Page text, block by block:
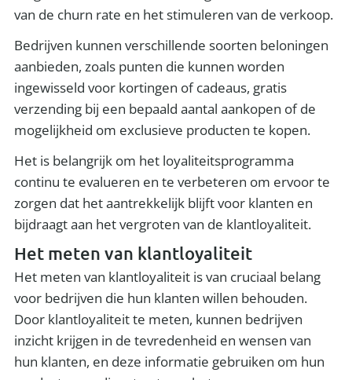
van de churn rate en het stimuleren van de verkoop.
Bedrijven kunnen verschillende soorten beloningen
aanbieden, zoals punten die kunnen worden
ingewisseld voor kortingen of cadeaus, gratis
verzending bij een bepaald aantal aankopen of de
mogelijkheid om exclusieve producten te kopen.
Het is belangrijk om het loyaliteitsprogramma
continu te evalueren en te verbeteren om ervoor te
zorgen dat het aantrekkelijk blijft voor klanten en
bijdraagt aan het vergroten van de klantloyaliteit.
Het meten van klantloyaliteit
Het meten van klantloyaliteit is van cruciaal belang
voor bedrijven die hun klanten willen behouden.
Door klantloyaliteit te meten, kunnen bedrijven
inzicht krijgen in de tevredenheid en wensen van
hun klanten, en deze informatie gebruiken om hun